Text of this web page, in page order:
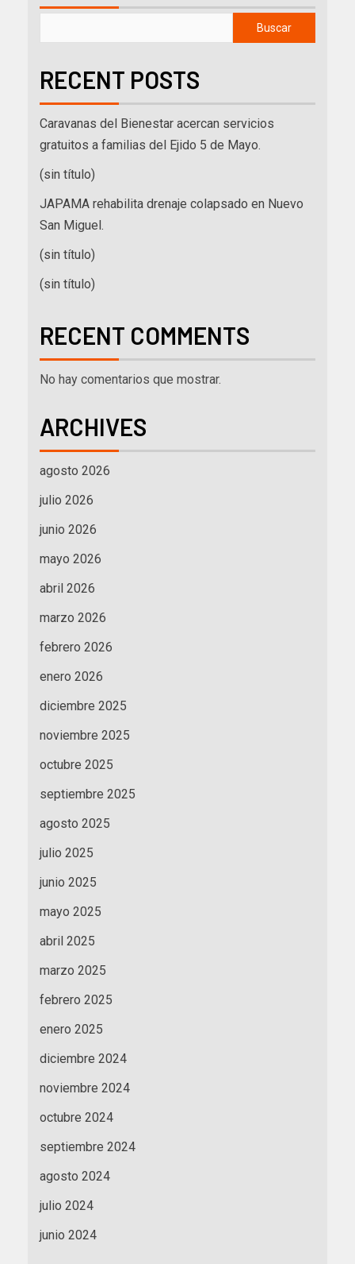
Buscar
RECENT POSTS
Caravanas del Bienestar acercan servicios
gratuitos a familias del Ejido 5 de Mayo.
(sin título)
JAPAMA rehabilita drenaje colapsado en Nuevo
San Miguel.
(sin título)
(sin título)
RECENT COMMENTS
No hay comentarios que mostrar.
ARCHIVES
agosto 2026
julio 2026
junio 2026
mayo 2026
abril 2026
marzo 2026
febrero 2026
enero 2026
diciembre 2025
noviembre 2025
octubre 2025
septiembre 2025
agosto 2025
julio 2025
junio 2025
mayo 2025
abril 2025
marzo 2025
febrero 2025
enero 2025
diciembre 2024
noviembre 2024
octubre 2024
septiembre 2024
agosto 2024
julio 2024
junio 2024